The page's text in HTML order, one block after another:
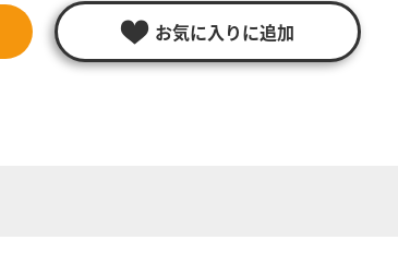
お気に入りに追加